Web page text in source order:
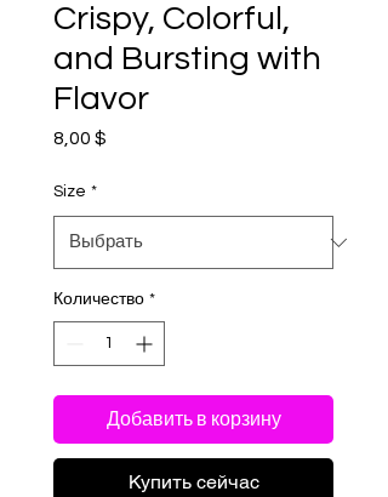
Crispy, Colorful,
and Bursting with
Flavor
8,00 $
Size *
Количество *
Добавить в корзину
Купить сейчас